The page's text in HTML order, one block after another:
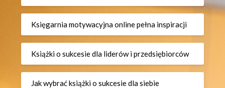
Księgarnia motywacyjna online pełna inspiracji
Książki o sukcesie dla liderów i przedsiębiorców
Jak wybrać książki o sukcesie dla siebie